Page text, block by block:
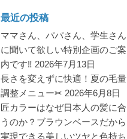
最近の投稿
ママさん、パパさん、学生さん
に聞いて欲しい特別企画のご案
内です‼️ 2026年7月13日
長さを変えずに快適！夏の毛量
調整メニュー✂︎ 2026年6月8日
匠カラーはなぜ日本人の髪に合
うのか？ブラウンベースだから
実現できる美しいツヤと色持ち